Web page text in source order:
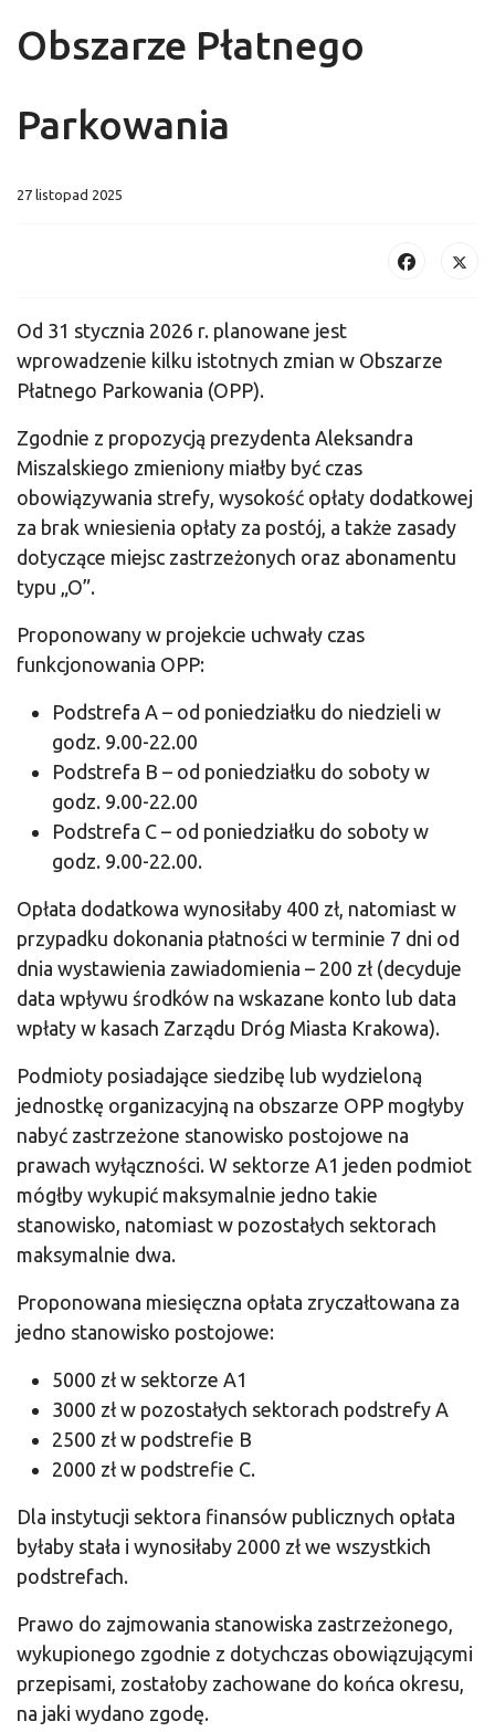
Obszarze Płatnego
Parkowania
27 listopad 2025
Od 31 stycznia 2026 r. planowane jest
wprowadzenie kilku istotnych zmian w Obszarze
Płatnego Parkowania (OPP).
Zgodnie z propozycją prezydenta Aleksandra
Miszalskiego zmieniony miałby być czas
obowiązywania strefy, wysokość opłaty dodatkowej
za brak wniesienia opłaty za postój, a także zasady
dotyczące miejsc zastrzeżonych oraz abonamentu
typu „O”.
Proponowany w projekcie uchwały czas
funkcjonowania OPP:
Podstrefa A – od poniedziałku do niedzieli w
godz. 9.00-22.00
Podstrefa B – od poniedziałku do soboty w
godz. 9.00-22.00
Podstrefa C – od poniedziałku do soboty w
godz. 9.00-22.00.
Opłata dodatkowa wynosiłaby 400 zł, natomiast w
przypadku dokonania płatności w terminie 7 dni od
dnia wystawienia zawiadomienia – 200 zł (decyduje
data wpływu środków na wskazane konto lub data
wpłaty w kasach Zarządu Dróg Miasta Krakowa).
Podmioty posiadające siedzibę lub wydzieloną
jednostkę organizacyjną na obszarze OPP mogłyby
nabyć zastrzeżone stanowisko postojowe na
prawach wyłączności. W sektorze A1 jeden podmiot
mógłby wykupić maksymalnie jedno takie
stanowisko, natomiast w pozostałych sektorach
maksymalnie dwa.
Proponowana miesięczna opłata zryczałtowana za
jedno stanowisko postojowe:
5000 zł w sektorze A1
3000 zł w pozostałych sektorach podstrefy A
2500 zł w podstrefie B
2000 zł w podstrefie C.
Dla instytucji sektora finansów publicznych opłata
byłaby stała i wynosiłaby 2000 zł we wszystkich
podstrefach.
Prawo do zajmowania stanowiska zastrzeżonego,
wykupionego zgodnie z dotychczas obowiązującymi
przepisami, zostałoby zachowane do końca okresu,
na jaki wydano zgodę.